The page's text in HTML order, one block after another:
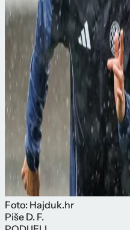
Foto: Hajduk.hr
Piše D. F.